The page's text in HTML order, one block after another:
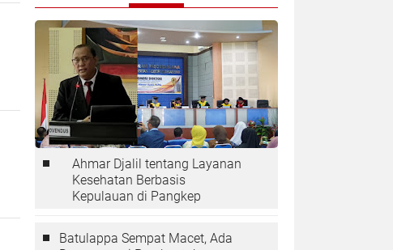
Ahmar Djalil tentang Layanan
Kesehatan Berbasis
Kepulauan di Pangkep
Batulappa Sempat Macet, Ada